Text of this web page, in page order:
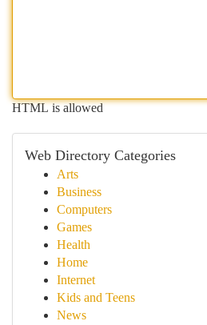
HTML is allowed
Web Directory Categories
Arts
Business
Computers
Games
Health
Home
Internet
Kids and Teens
News